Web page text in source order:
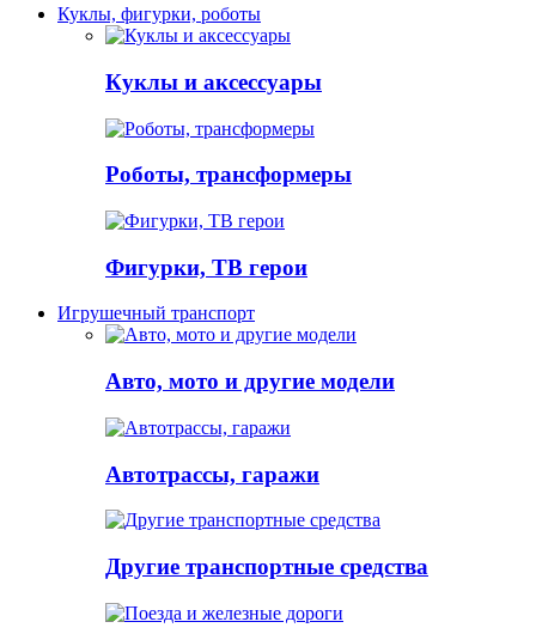
Куклы, фигурки, роботы
Куклы и аксессуары
Роботы, трансформеры
Фигурки, ТВ герои
Игрушечный транспорт
Авто, мото и другие модели
Автотрассы, гаражи
Другие транспортные средства